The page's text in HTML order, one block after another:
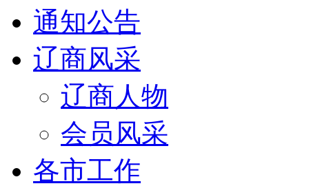
通知公告
辽商风采
辽商人物
会员风采
各市工作